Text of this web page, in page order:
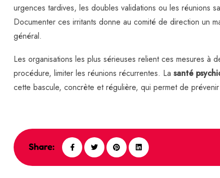
urgences tardives, les doubles validations ou les réunions
Documenter ces irritants donne au comité de direction un
général.
Les organisations les plus sérieuses relient ces mesures
procédure, limiter les réunions récurrentes. La santé
cette bascule, concrète et régulière, qui permet de prévenir
Share: